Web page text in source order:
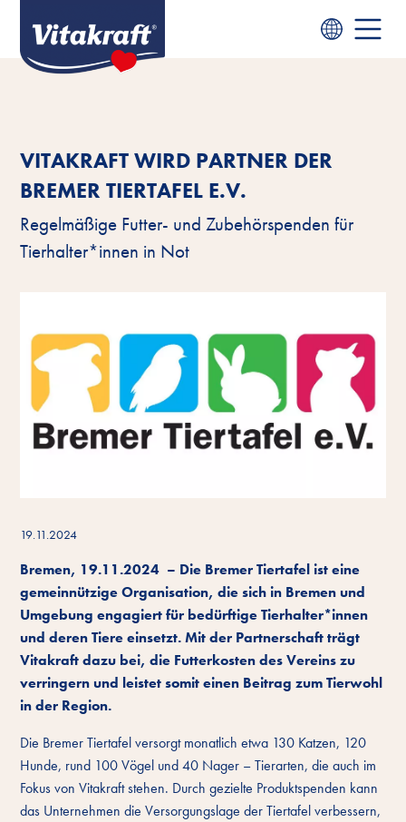
VITAKRAFT WIRD PARTNER DER
BREMER TIERTAFEL E.V.
Regelmäßige Futter- und Zubehörspenden für
Tierhalter*innen in Not
19.11.2024
Bremen, 19.11.2024 – Die Bremer Tiertafel ist eine
gemeinnützige Organisation, die sich in Bremen und
Umgebung engagiert für bedürftige Tierhalter*innen
und deren Tiere einsetzt. Mit der Partnerschaft trägt
Vitakraft dazu bei, die Futterkosten des Vereins zu
verringern und leistet somit einen Beitrag zum Tierwohl
in der Region.
Die Bremer Tiertafel versorgt monatlich etwa 130 Katzen, 120
Hunde, rund 100 Vögel und 40 Nager – Tierarten, die auch im
Fokus von Vitakraft stehen. Durch gezielte Produktspenden kann
das Unternehmen die Versorgungslage der Tiertafel verbessern,